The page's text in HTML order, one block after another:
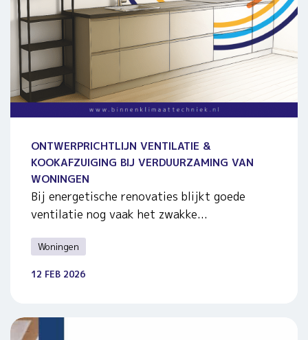
ONTWERPRICHTLIJN VENTILATIE &
KOOKAFZUIGING BIJ VERDUURZAMING VAN
WONINGEN
12 FEB 2026
Bij energetische renovaties blijkt goede
ventilatie nog vaak het zwakke...
Woningen